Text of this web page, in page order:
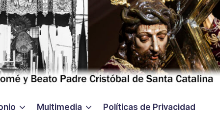
Multimedia Políticas de Privacidad